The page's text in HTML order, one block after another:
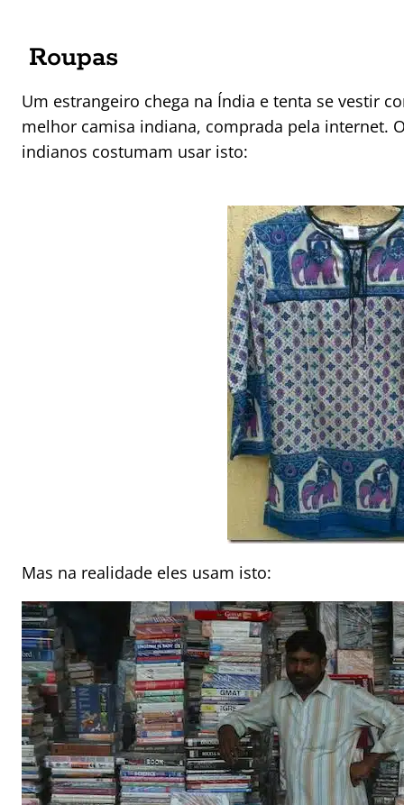
Roupas
Um estrangeiro chega na Índia e tenta se vestir
melhor camisa indiana, comprada pela internet.
indianos costumam usar isto:
Mas na realidade eles usam isto: